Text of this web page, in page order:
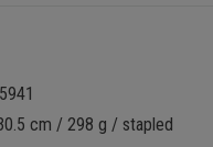
cm / 298 g / stapled